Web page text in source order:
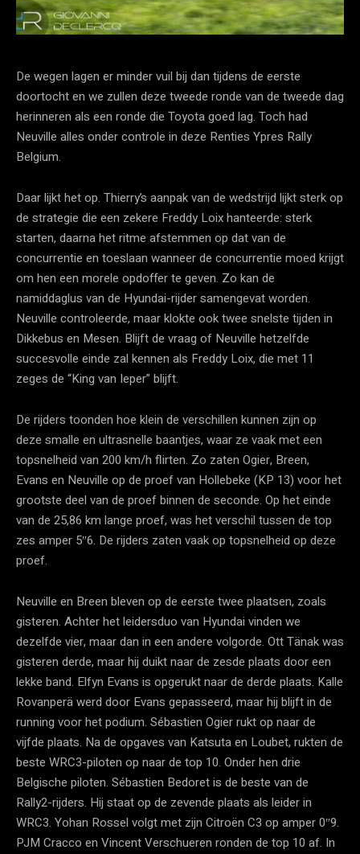
De wegen lagen er minder vuil bij dan tijdens de eerste
doortocht en we zullen deze tweede ronde van de tweede dag
herinneren als een ronde die Toyota goed lag. Toch had
Neuville alles onder controle in deze Renties Ypres Rally
Belgium.
Daar lijkt het op. Thierry’s aanpak van de wedstrijd lijkt sterk op
de strategie die een zekere Freddy Loix hanteerde: sterk
starten, daarna het ritme afstemmen op dat van de
concurrentie en toeslaan wanneer de concurrentie moed krijgt
om hen een morele opdoffer te geven. Zo kan de
namiddaglus van de Hyundai-rijder samengevat worden.
Neuville controleerde, maar klokte ook twee snelste tijden in
Dikkebus en Mesen. Blijft de vraag of Neuville hetzelfde
succesvolle einde zal kennen als Freddy Loix, die met 11
zeges de “King van Ieper” blijft.
De rijders toonden hoe klein de verschillen kunnen zijn op
deze smalle en ultrasnelle baantjes, waar ze vaak met een
topsnelheid van 200 km/h flirten. Zo zaten Ogier, Breen,
Evans en Neuville op de proef van Hollebeke (KP 13) voor het
grootste deel van de proef binnen de seconde. Op het einde
van de 25,86 km lange proef, was het verschil tussen de top
zes amper 5″6. De rijders zaten vaak op topsnelheid op deze
proef.
Neuville en Breen bleven op de eerste twee plaatsen, zoals
gisteren. Achter het leidersduo van Hyundai vinden we
dezelfde vier, maar dan in een andere volgorde. Ott Tänak was
gisteren derde, maar hij duikt naar de zesde plaats door een
lekke band. Elfyn Evans is opgerukt naar de derde plaats. Kalle
Rovanperä werd door Evans gepasseerd, maar hij blijft in de
running voor het podium. Sébastien Ogier rukt op naar de
vijfde plaats. Na de opgaves van Katsuta en Loubet, rukten de
beste WRC3-piloten op naar de top 10. Onder hen drie
Belgische piloten. Sébastien Bedoret is de beste van de
Rally2-rijders. Hij staat op de zevende plaats als leider in
WRC3. Yohan Rossel volgt met zijn Citroën C3 op amper 0″9.
PJM Cracco en Vincent Verschueren ronden de top 10 af. In